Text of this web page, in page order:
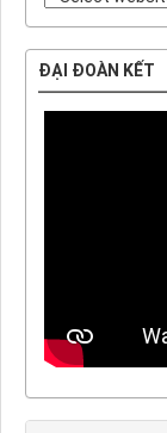
ĐẠI ĐOÀN KẾT